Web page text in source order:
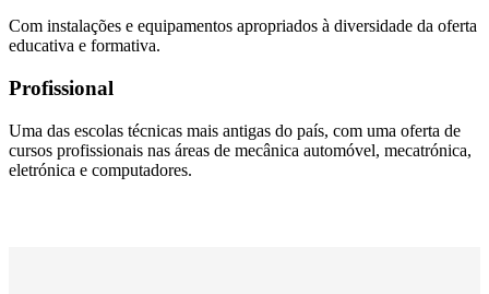
Com instalações e equipamentos apropriados à diversidade da oferta
educativa e formativa.
Profissional
Uma das escolas técnicas mais antigas do país, com uma oferta de
cursos profissionais nas áreas de mecânica automóvel, mecatrónica,
eletrónica e computadores.